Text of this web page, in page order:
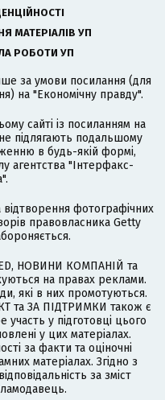
МАТЕРІАЛІВ УП
РОБОТИ УП
за умови посилання (для
на "Економічну правду".
сайті із посиланням на
підлягають подальшому
в будь-якій формі,
агентства "Інтерфакс-
фотографічних
правовласника Getty
НОВИНИ КОМПАНІЙ та
на правах реклами.
які в них промотуються.
та ЗА ПІДТРИМКИ також є
у підготовці цього
у цих матеріалах.
за факти та оціночні
матеріалах. Згідно з
за зміст